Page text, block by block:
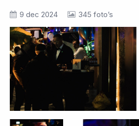
9 dec 2024 345 foto’s